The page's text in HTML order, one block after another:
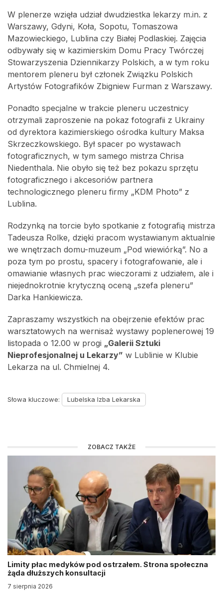
W plenerze wzięła udział dwudziestka lekarzy m.in. z
Warszawy, Gdyni, Koła, Sopotu, Tomaszowa
Mazowieckiego, Lublina czy Białej Podlaskiej. Zajęcia
odbywały się w kazimierskim Domu Pracy Twórczej
Stowarzyszenia Dziennikarzy Polskich, a w tym roku
mentorem pleneru był członek Związku Polskich
Artystów Fotografików Zbigniew Furman z Warszawy.
Ponadto specjalne w trakcie pleneru uczestnicy
otrzymali zaproszenie na pokaz fotografii z Ukrainy
od dyrektora kazimierskiego ośrodka kultury Maksa
Skrzeczkowskiego. Był spacer po wystawach
fotograficznych, w tym samego mistrza Chrisa
Niedenthala. Nie obyło się też bez pokazu sprzętu
fotograficznego i akcesoriów partnera
technologicznego pleneru firmy „KDM Photo” z
Lublina.
Rodzynką na torcie było spotkanie z fotografią mistrza
Tadeusza Rolke, dzięki pracom wystawianym aktualnie
we wnętrzach domu-muzeum „Pod wiewiórką”. No a
poza tym po prostu, spacery i fotografowanie, ale i
omawianie własnych prac wieczorami z udziałem, ale i
niejednokrotnie krytyczną oceną „szefa pleneru”
Darka Hankiewicza.
Zapraszamy wszystkich na obejrzenie efektów prac
warsztatowych na wernisaż wystawy poplenerowej 19
listopada o 12.00 w progi „Galerii Sztuki
Nieprofesjonalnej u Lekarzy” w Lublinie w Klubie
Lekarza na ul. Chmielnej 4.
Słowa kluczowe: Lubelska Izba Lekarska
ZOBACZ TAKŻE
Limity płac medyków pod ostrzałem. Strona społeczna
żąda dłuższych konsultacji
7 sierpnia 2026